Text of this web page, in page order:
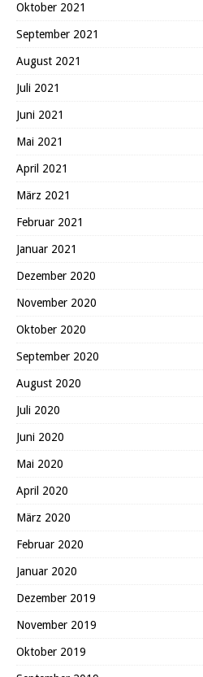
Oktober 2021
September 2021
August 2021
Juli 2021
Juni 2021
Mai 2021
April 2021
März 2021
Februar 2021
Januar 2021
Dezember 2020
November 2020
Oktober 2020
September 2020
August 2020
Juli 2020
Juni 2020
Mai 2020
April 2020
März 2020
Februar 2020
Januar 2020
Dezember 2019
November 2019
Oktober 2019